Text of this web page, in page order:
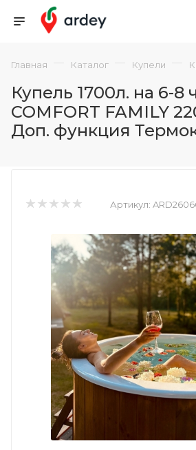
Главная — Каталог — Купели —
Купель 1700л. на 6-8
COMFORT FAMILY
Доп. функция
Артикул: